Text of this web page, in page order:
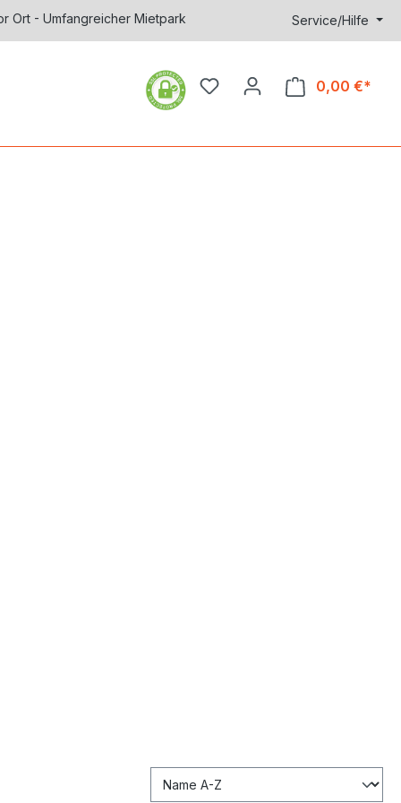
Ort - Umfangreicher Mietpark Service/Hilfe
0,00 €*